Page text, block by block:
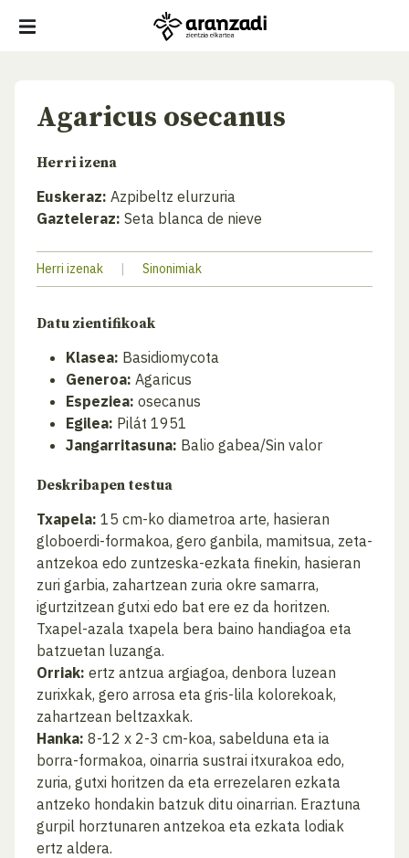
Agaricus osecanus
Herri izena
Euskeraz: Azpibeltz elurzuria
Gazteleraz: Seta blanca de nieve
Herri izenak | Sinonimiak
Datu zientifikoak
Klasea: Basidiomycota
Generoa: Agaricus
Espeziea: osecanus
Egilea: Pilát 1951
Jangarritasuna: Balio gabea/Sin valor
Deskribapen testua
Txapela: 15 cm-ko diametroa arte, hasieran
globoerdi-formakoa, gero ganbila, mamitsua, zeta-
antzekoa edo zuntzeska-ezkata finekin, hasieran
zuri garbia, zahartzean zuria okre samarra,
igurtzitzean gutxi edo bat ere ez da horitzen.
Txapel-azala txapela bera baino handiagoa eta
batzuetan luzanga.
Orriak: ertz antzua argiagoa, denbora luzean
zurixkak, gero arrosa eta gris-lila kolorekoak,
zahartzean beltzaxkak.
Hanka: 8-12 x 2-3 cm-koa, sabelduna eta ia
borra-formakoa, oinarria sustrai itxurakoa edo,
zuria, gutxi horitzen da eta errezelaren ezkata
antzeko hondakin batzuk ditu oinarrian. Eraztuna
gurpil horztunaren antzekoa eta ezkata lodiak
ertz aldera.